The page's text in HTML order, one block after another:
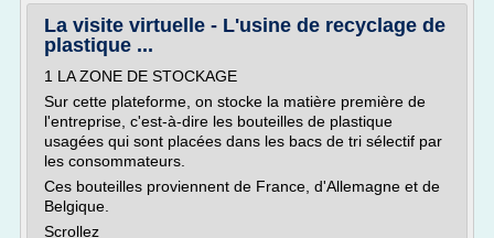
La visite virtuelle - L'usine de recyclage de
plastique ...
1 LA ZONE DE STOCKAGE
Sur cette plateforme, on stocke la matière première de
l'entreprise, c'est-à-dire les bouteilles de plastique
usagées qui sont placées dans les bacs de tri sélectif par
les consommateurs.
Ces bouteilles proviennent de France, d'Allemagne et de
Belgique.
Scrollez